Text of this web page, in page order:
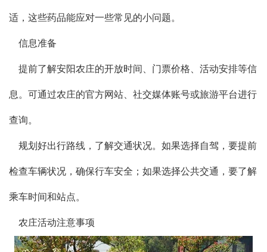
适，这些药品能应对一些常见的小问题。
信息准备
提前了解安阳农庄的开放时间、门票价格、活动安排等信
息。可通过农庄的官方网站、社交媒体账号或旅游平台进行
查询。
规划好出行路线，了解交通状况。如果选择自驾，要提前
检查车辆状况，确保行车安全；如果选择公共交通，要了解
乘车时间和站点。
农庄活动注意事项